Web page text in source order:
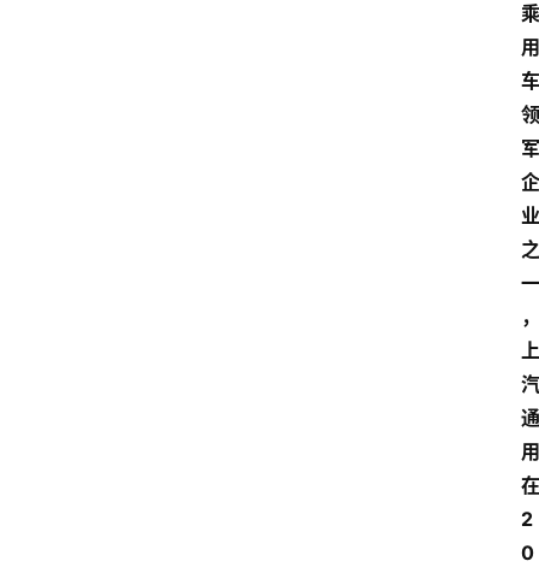
乘
用
车
领
军
企
业
之
一
，
上
汽
通
用
在
2
0